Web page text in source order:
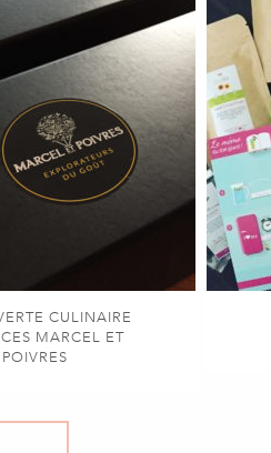
CULINAIRE
MARCEL ET
POIVRES